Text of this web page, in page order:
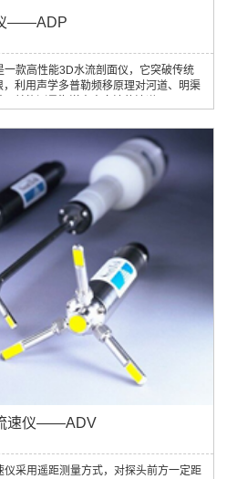
——ADP
款高性能3D水流剖面仪，它突破传统
利用声学多普勒频移原理对河道、明渠
速仪——ADV
采用遥距测量方式，对探头前方一定距